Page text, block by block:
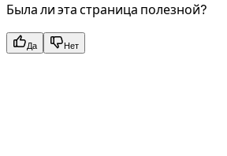
Была ли эта страница полезной?
Да Нет